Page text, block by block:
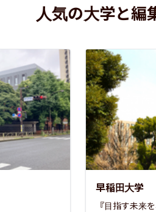
人気の大学と編
早稲田大学
『目指す未来